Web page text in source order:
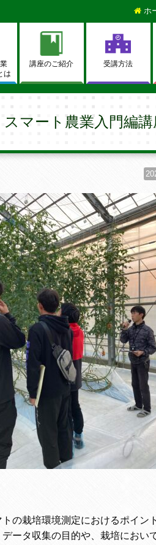
ホ
は
講座のご紹介 受講方法
マート農業入門編講
の栽培環境測定におけるポイン
ータ収集の目的や、栽培におい